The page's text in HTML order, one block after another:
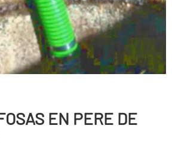
EN PERE DE